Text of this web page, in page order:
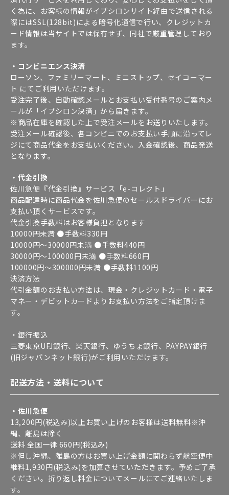
く為に、お客様の情報がイプシロンサイト経由で送信される
際にはSSL(128bit)による暗号化通信で行い、クレジットカ
ード情報は当サイトでは保有せず、同社で厳重管理しており
ます。
・コンビニエンス決済
ローソン、ファミリーマート、ミニストップ、セイコーマー
ト にてご利用いただけます。
受注完了後、自動確認メールとお支払い受付番号のご案内メ
ールが「イプシロン決済」から届きます。
※商品在庫を確認した上で受注メールをお送りいたします。
受注メール確認後、各コンビニでのお支払い手順に沿ってレ
ジにて商品代金をお支払いください。入金確認後、商品発送
となります。
・代金引換
佐川急便『代金引換』サービス「e-コレクト」
商品配達時に商品代金を佐川急便のセールスドライバーにお
支払い頂くサービスです。
代金引換手数料はお客様負担となります
10000円未満 ●手数料330円
10000円～30000円未満 ●手数料440円
30000円～100000円未満 ●手数料660円
100000円～300000円未満 ●手数料1100円
決済方法
代引金額のお支払い方法は、現金・クレジットカード・電子
マネー・デビットカードよりお支払い方法をご指定頂けま
す。
・銀行振込
三菱東京UFJ銀行、楽天銀行、ゆうちょ銀行、PAYPAY銀行
(旧ジャパンネット銀行)がご利用いただけます。
配送方法・送料について
・佐川急便
13,200円(税込み)以上お買い上げのお客様は送料無料※沖
縄、離島は除く
送料 全国一律 660円(税込み)
※但し沖縄、離島の方はお買い上げ金額に関わらず航空便中
継料1,930円(税込み)を加算させていただきます。予めご了承
ください。折り返し料金についてメールにてご連絡いたしま
す。